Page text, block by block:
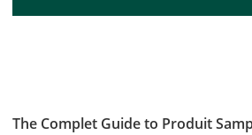
The Complet Guide to Produit